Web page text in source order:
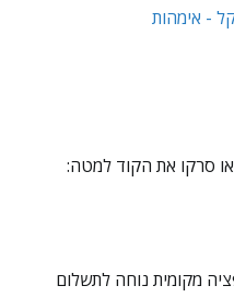
סרקו את הקוד למטה:
מקומית נוחה לתשלום